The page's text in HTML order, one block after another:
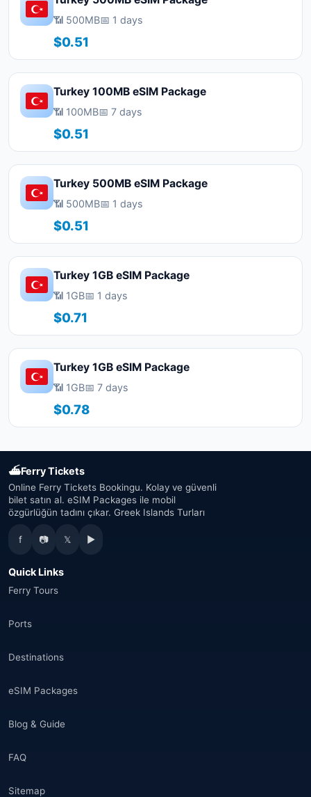
📶 500MB📅 1 days
$0.51
Turkey 100MB eSIM Package
📶 100MB📅 7 days
$0.51
Turkey 500MB eSIM Package
📶 500MB📅 1 days
$0.51
Turkey 1GB eSIM Package
📶 1GB📅 1 days
$0.71
Turkey 1GB eSIM Package
📶 1GB📅 7 days
$0.78
⛴Ferry Tickets
Online Ferry Tickets Bookingu. Kolay ve güvenli
bilet satın al. eSIM Packages ile mobil
özgürlüğün tadını çıkar. Greek Islands Turları
f 📷 𝕏 ▶
Quick Links
Ferry Tours
Ports
Destinations
eSIM Packages
Blog & Guide
FAQ
Sitemap